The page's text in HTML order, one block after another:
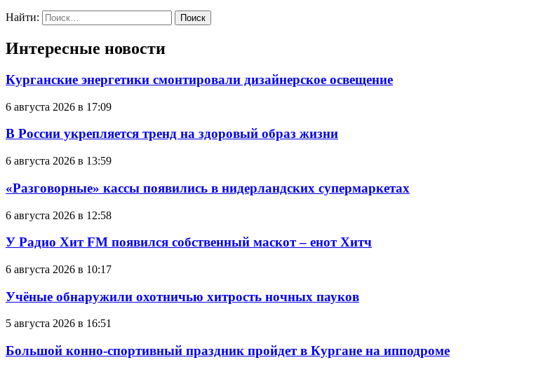
Найти:
Интересные новости
Курганские энергетики смонтировали дизайнерское освещение
6 августа 2026 в 17:09
В России укрепляется тренд на здоровый образ жизни
6 августа 2026 в 13:59
«Разговорные» кассы появились в нидерландских супермаркетах
6 августа 2026 в 12:58
У Радио Хит FM появился собственный маскот – енот Хитч
6 августа 2026 в 10:17
Учёные обнаружили охотничью хитрость ночных пауков
5 августа 2026 в 16:51
Большой конно-спортивный праздник пройдет в Кургане на ипподроме